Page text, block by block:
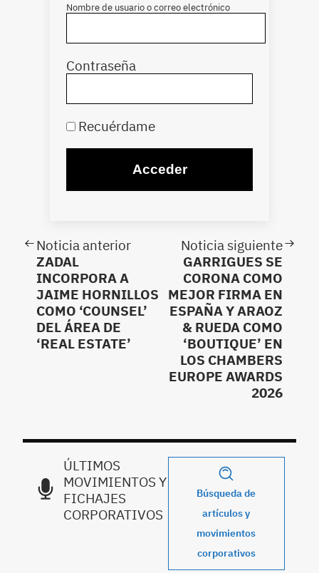
Nombre de usuario o correo electrónico
Contraseña
Recuérdame
Noticia anterior
ZADAL
INCORPORA A
JAIME HORNILLOS
COMO ‘COUNSEL’
DEL ÁREA DE
‘REAL ESTATE’
Noticia siguiente
GARRIGUES SE
CORONA COMO
MEJOR FIRMA EN
ESPAÑA Y ARAOZ
& RUEDA COMO
‘BOUTIQUE’ EN
LOS CHAMBERS
EUROPE AWARDS
2026
ÚLTIMOS
MOVIMIENTOS Y
FICHAJES
CORPORATIVOS
Búsqueda de
artículos y
movimientos
corporativos